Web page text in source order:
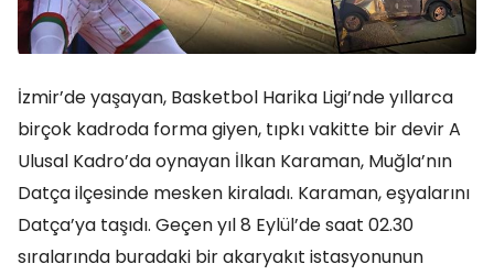
İzmir’de yaşayan, Basketbol Harika Ligi’nde yıllarca
birçok kadroda forma giyen, tıpkı vakitte bir devir A
Ulusal Kadro’da oynayan İlkan Karaman, Muğla’nın
Datça ilçesinde mesken kiraladı. Karaman, eşyalarını
Datça’ya taşıdı. Geçen yıl 8 Eylül’de saat 02.30
sıralarında buradaki bir akaryakıt istasyonunun